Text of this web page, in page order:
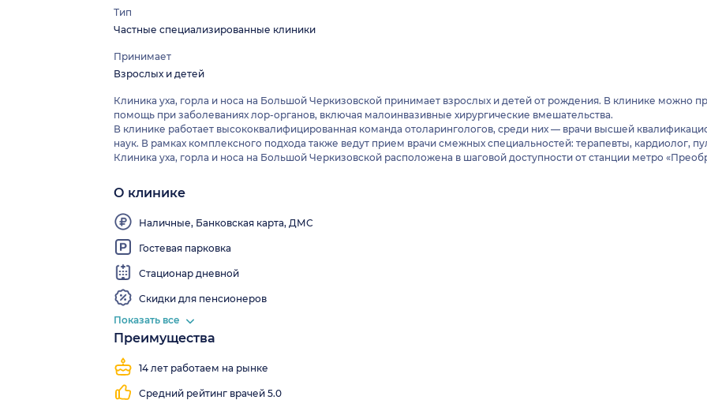
Тип
Частные специализированные клиники
Принимает
Взрослых и детей
Клиника уха, горла и носа на Большой Черкизовской принимает взрослых и детей от рождения. В клинике можно
помощь при заболеваниях лор-органов, включая малоинвазивные хирургические вмешательства.
В клинике работает высококвалифицированная команда отоларингологов, среди них — врачи высшей
наук. В рамках комплексного подхода также ведут прием врачи смежных специальностей: терапевты, кардиолог,
Клиника уха, горла и носа на Большой Черкизовской расположена в шаговой доступности от станции метро
О клинике
Наличные, Банковская карта, ДМС
Гостевая парковка
Стационар дневной
Скидки для пенсионеров
Направляем
в стороннюю
лабораторию
Врачи
выезжают
на дом
больничные
Наличие
комнаты,
Wi-Fi
Показать все
Преимущества
14 лет работаем на рынке
Средний рейтинг врачей 5.0
клиника
клиника
Близко
метро
Работаем
выходные